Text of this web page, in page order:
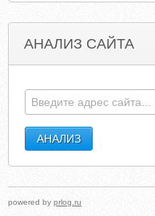
АНАЛИЗ САЙТА
powered by prlog.ru